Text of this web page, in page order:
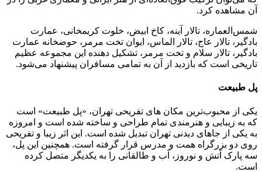
آن مشاهده کرد.
شمس‌العماره، تالار آینه، کاخ ابیض، خلوت کریمخانی، عمارت
بادگیر، تالار عاج، تالار الماس، ایوان تخت مرمر، حوضخانه عمارت
بادگیر، تالار سلام و تخت مرمر، تشکیل دهنده‌ این مجموعه عظیم
تاریخی است که بازدید از آن به تمامی مسافران پیشنهاد می‌شود.
پل طبیعت
یکی از محبوب‌ترین مکان های تفریحی تهران، «پل طبیعت» است
که به زیبایی و هنرمندی تمام طراحی و ساخته شده است و امروزه
به یکی از جاهای دیدنی تهران تبدیل شده است. این اثر زیبا و تفریحی
روی دو بزرگراه همت و مدرس قرار گرفته است. همچنین این پل،
سه پارک آتش و نوروز، آب و طالقانی را به یکدیگر متصل کرده
است.